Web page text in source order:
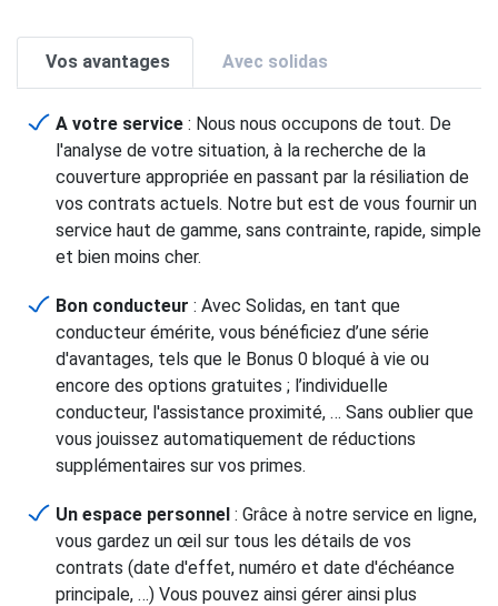
Vos avantages Avec solidas
A votre service : Nous nous occupons de tout. De
l'analyse de votre situation, à la recherche de la
couverture appropriée en passant par la résiliation de
vos contrats actuels. Notre but est de vous fournir un
service haut de gamme, sans contrainte, rapide, simple
et bien moins cher.
Bon conducteur : Avec Solidas, en tant que
conducteur émérite, vous bénéficiez d’une série
d'avantages, tels que le Bonus 0 bloqué à vie ou
encore des options gratuites ; l’individuelle
conducteur, l'assistance proximité, … Sans oublier que
vous jouissez automatiquement de réductions
supplémentaires sur vos primes.
Un espace personnel : Grâce à notre service en ligne,
vous gardez un œil sur tous les détails de vos
contrats (date d'effet, numéro et date d'échéance
principale, …) Vous pouvez ainsi gérer ainsi plus